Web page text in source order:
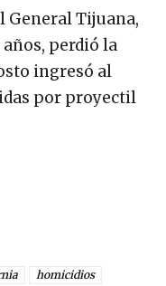
General Tijuana,
años, perdió la
ingresó al
por proyectil
homicidios